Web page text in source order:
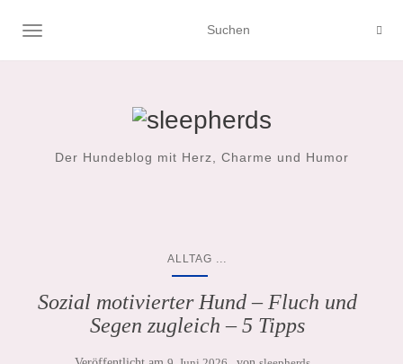
NAVIGATION UMSCHALTEN
Der Hundeblog mit Herz, Charme und Humor
ALLTAG ...
Sozial motivierter Hund – Fluch und
Segen zugleich – 5 Tipps